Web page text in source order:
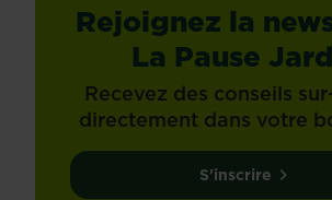
Rejoignez la
La Pause
Recevez des conseils
directement dans votre
S'inscrire